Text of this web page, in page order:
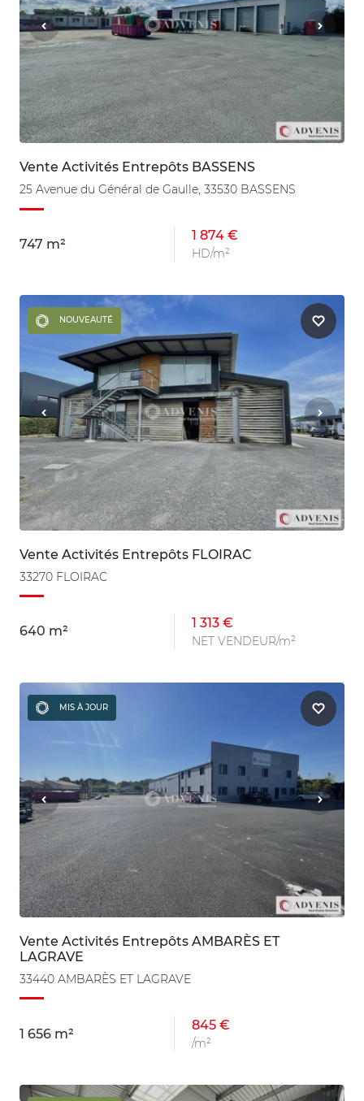
Vente Activités Entrepôts BASSENS
25 Avenue du Général de Gaulle, 33530 BASSENS
747 m²
1 874 €
HD/m²
NOUVEAUTÉ
Vente Activités Entrepôts FLOIRAC
33270 FLOIRAC
640 m²
1 313 €
NET VENDEUR/m²
MIS À JOUR
Vente Activités Entrepôts AMBARÈS ET
LAGRAVE
33440 AMBARÈS ET LAGRAVE
1 656 m²
845 €
/m²